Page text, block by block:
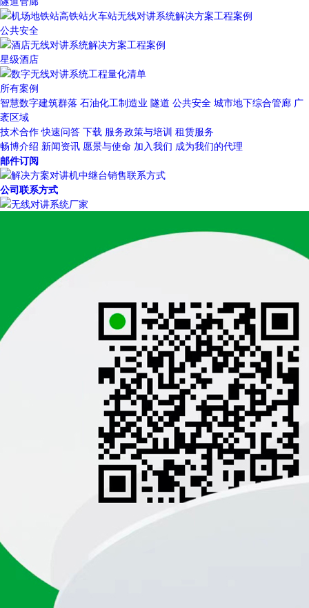
公共安全
星级酒店
所有案例
智慧数字建筑群落 石油化工制造业 隧道 公共安全 城市地下综合管廊 广
袤区域
技术合作 快速问答 下载 服务政策与培训 租赁服务
畅博介绍 新闻资讯 愿景与使命 加入我们 成为我们的代理
邮件订阅
公司联系方式